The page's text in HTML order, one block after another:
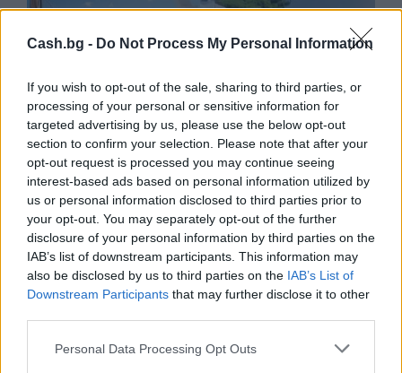
Cash.bg - Do Not Process My Personal Information
If you wish to opt-out of the sale, sharing to third parties, or
processing of your personal or sensitive information for
targeted advertising by us, please use the below opt-out
section to confirm your selection. Please note that after your
opt-out request is processed you may continue seeing
interest-based ads based on personal information utilized by
us or personal information disclosed to third parties prior to
your opt-out. You may separately opt-out of the further
disclosure of your personal information by third parties on the
IAB’s list of downstream participants. This information may
also be disclosed by us to third parties on the IAB’s List of
Downstream Participants that may further disclose it to other
Personal Data Processing Opt Outs
Китай си построи свой курорт
Санторини
03.08.2026 / 18:36